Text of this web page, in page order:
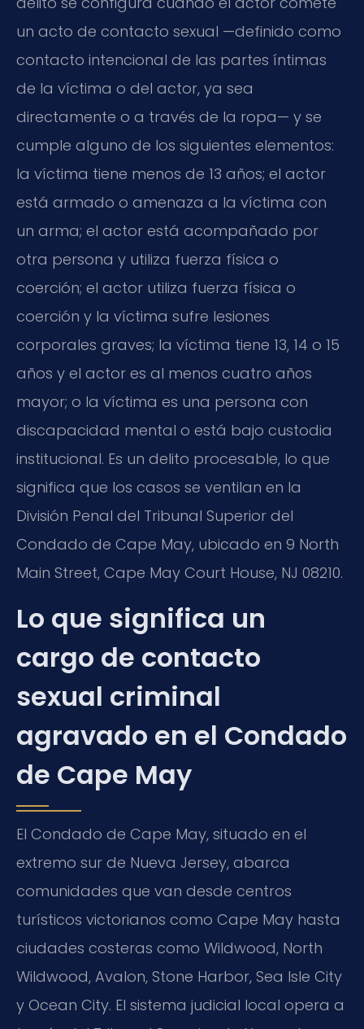
un acto de contacto sexual —definido como
contacto intencional de las partes íntimas
de la víctima o del actor, ya sea
directamente o a través de la ropa— y se
cumple alguno de los siguientes elementos:
la víctima tiene menos de 13 años; el actor
está armado o amenaza a la víctima con
un arma; el actor está acompañado por
otra persona y utiliza fuerza física o
coerción; el actor utiliza fuerza física o
coerción y la víctima sufre lesiones
corporales graves; la víctima tiene 13, 14 o 15
años y el actor es al menos cuatro años
mayor; o la víctima es una persona con
discapacidad mental o está bajo custodia
institucional. Es un delito procesable, lo que
significa que los casos se ventilan en la
División Penal del Tribunal Superior del
Condado de Cape May, ubicado en 9 North
Main Street, Cape May Court House, NJ 08210.
Lo que significa un
cargo de contacto
sexual criminal
agravado en el Condado
de Cape May
El Condado de Cape May, situado en el
extremo sur de Nueva Jersey, abarca
comunidades que van desde centros
turísticos victorianos como Cape May hasta
ciudades costeras como Wildwood, North
Wildwood, Avalon, Stone Harbor, Sea Isle City
y Ocean City. El sistema judicial local opera a